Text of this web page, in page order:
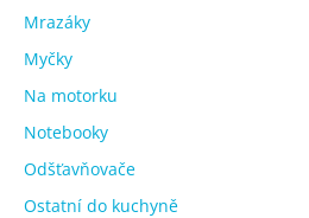
Mrazáky
Myčky
Na motorku
Notebooky
Odšťavňovače
Ostatní do kuchyně